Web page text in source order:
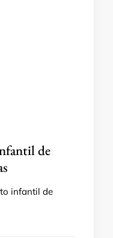
de
infantil de